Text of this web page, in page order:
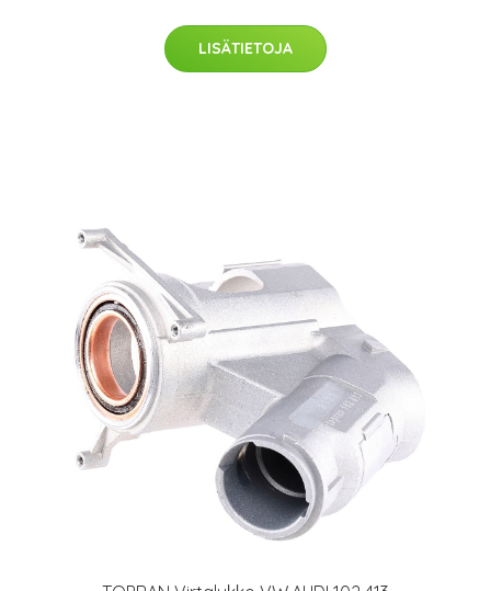
LISÄTIETOJA